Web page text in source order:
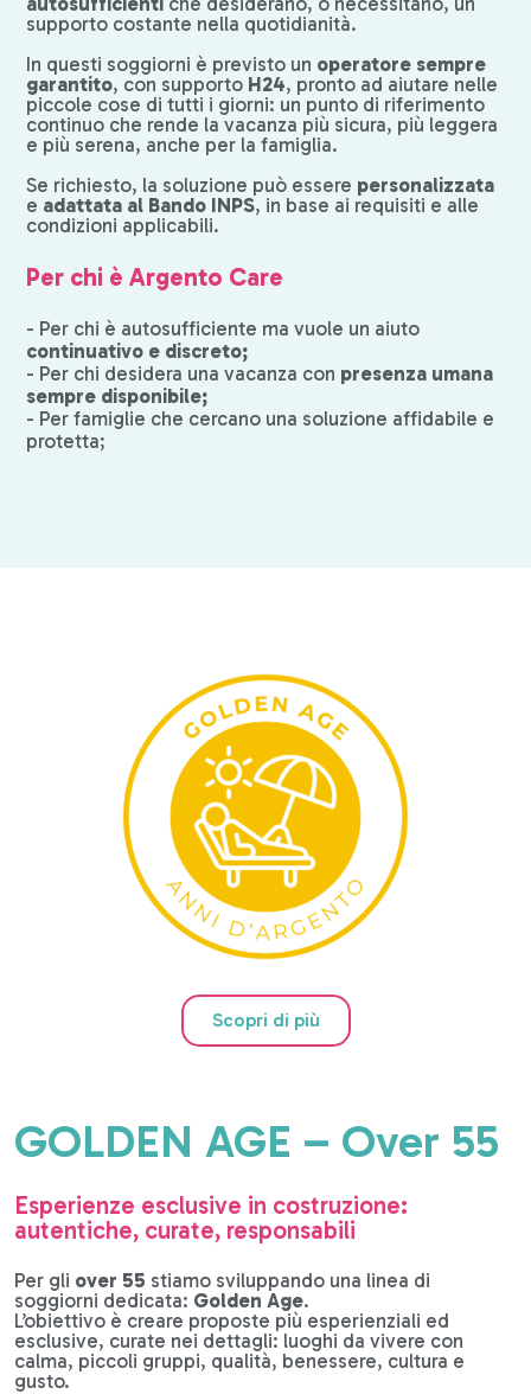
supporto costante nella quotidianità.
In questi soggiorni è previsto un operatore sempre
garantito, con supporto H24, pronto ad aiutare nelle
piccole cose di tutti i giorni: un punto di riferimento
continuo che rende la vacanza più sicura, più leggera
e più serena, anche per la famiglia.
Se richiesto, la soluzione può essere personalizzata
e adattata al Bando INPS, in base ai requisiti e alle
condizioni applicabili.
Per chi è Argento Care
- Per chi è autosufficiente ma vuole un aiuto
continuativo e discreto;
- Per chi desidera una vacanza con presenza umana
sempre disponibile;
- Per famiglie che cercano una soluzione affidabile e
protetta;
Scopri di più
GOLDEN AGE – Over 55
Esperienze esclusive in costruzione:
autentiche, curate, responsabili
Per gli over 55 stiamo sviluppando una linea di
soggiorni dedicata: Golden Age.
L’obiettivo è creare proposte più esperienziali ed
esclusive, curate nei dettagli: luoghi da vivere con
calma, piccoli gruppi, qualità, benessere, cultura e
gusto.